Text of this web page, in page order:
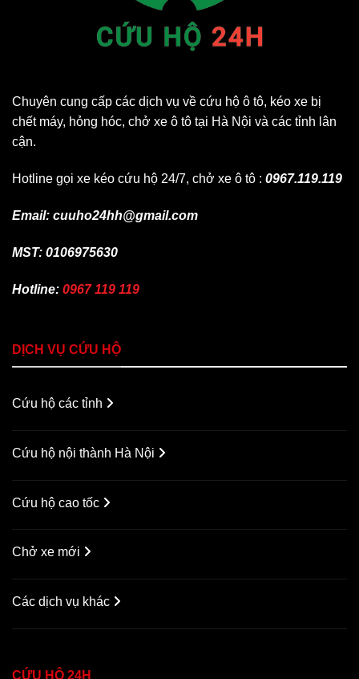
Chuyên cung cấp các dịch vụ về cứu hộ ô tô, kéo xe bị
chết máy, hỏng hóc, chở xe ô tô tại Hà Nội và các tỉnh lân
cận.
Hotline gọi xe kéo cứu hộ 24/7, chở xe ô tô : 0967.119.119
Email: cuuho24hh@gmail.com
MST: 0106975630
Hotline: 0967 119 119
DỊCH VỤ CỨU HỘ
Cứu hộ các tỉnh
Cứu hộ nội thành Hà Nội
Cứu hộ cao tốc
Chở xe mới
Các dịch vụ khác
CỨU HỘ 24H